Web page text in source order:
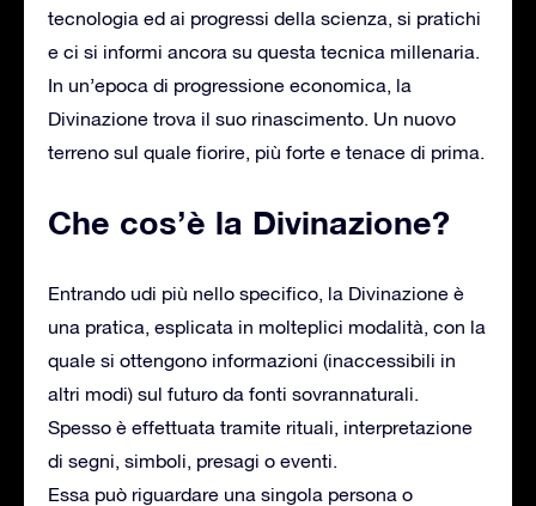
tecnologia ed ai progressi della scienza, si pratichi
e ci si informi ancora su questa tecnica millenaria.
In un’epoca di progressione economica, la
Divinazione trova il suo rinascimento. Un nuovo
terreno sul quale fiorire, più forte e tenace di prima.
Che cos’è la Divinazione?
Entrando udi più nello specifico, la Divinazione è
una pratica, esplicata in molteplici modalità, con la
quale si ottengono informazioni (inaccessibili in
altri modi) sul futuro da fonti sovrannaturali.
Spesso è effettuata tramite rituali, interpretazione
di segni, simboli, presagi o eventi.
Essa può riguardare una singola persona o